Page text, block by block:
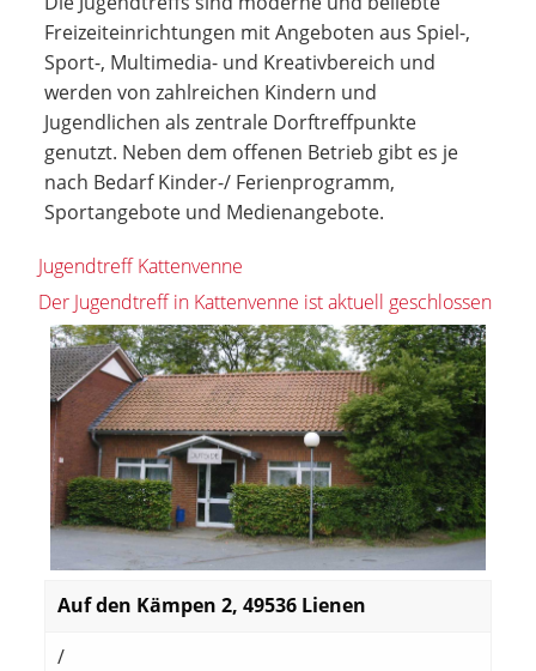
Freizeiteinrichtungen mit Angeboten aus Spiel-,
Sport-, Multimedia- und Kreativbereich und
werden von zahlreichen Kindern und
Jugendlichen als zentrale Dorftreffpunkte
genutzt. Neben dem offenen Betrieb gibt es je
nach Bedarf Kinder-/ Ferienprogramm,
Sportangebote und Medienangebote.
Jugendtreff Kattenvenne
Der Jugendtreff in Kattenvenne ist aktuell geschlossen
Auf den Kämpen 2, 49536 Lienen
/